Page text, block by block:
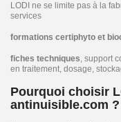
LODI ne se limite pas à la
services
formations certiphyto et
fiches techniques, support
en traitement, dosage,
Pourquoi choisir
antinuisible.com ?